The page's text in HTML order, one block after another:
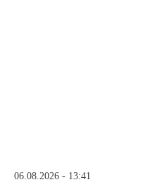
06.08.2026 - 13:41